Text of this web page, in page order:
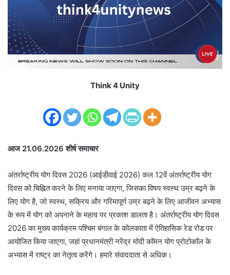
a
i
Think 4 Unity
आज 21.06.2026 शीर्ष समाचार
अंतर्राष्ट्रीय योग दिवस 2026 (आईडीवाई 2026) कल 12वें अंतर्राष्ट्रीय योग
दिवस को चिह्नित करने के लिए मनाया जाएगा, जिसका विषय स्वस्थ उम्र बढ़ने के
लिए योग है, जो स्वस्थ, सक्रिय और गरिमापूर्ण उम्र बढ़ने के लिए आजीवन अभ्यास
के रूप में योग को अपनाने के महत्व पर प्रकाश डालता है। अंतर्राष्ट्रीय योग दिवस
2026 का मुख्य कार्यक्रम पश्चिम बंगाल के कोलकाता में ऐतिहासिक रेड रोड पर
आयोजित किया जाएगा, जहां प्रधानमंत्री नरेंद्र मोदी कॉमन योग प्रोटोकॉल के
अभ्यास में राष्ट्र का नेतृत्व करेंगे। हमारे संवाददाता से अधिक।